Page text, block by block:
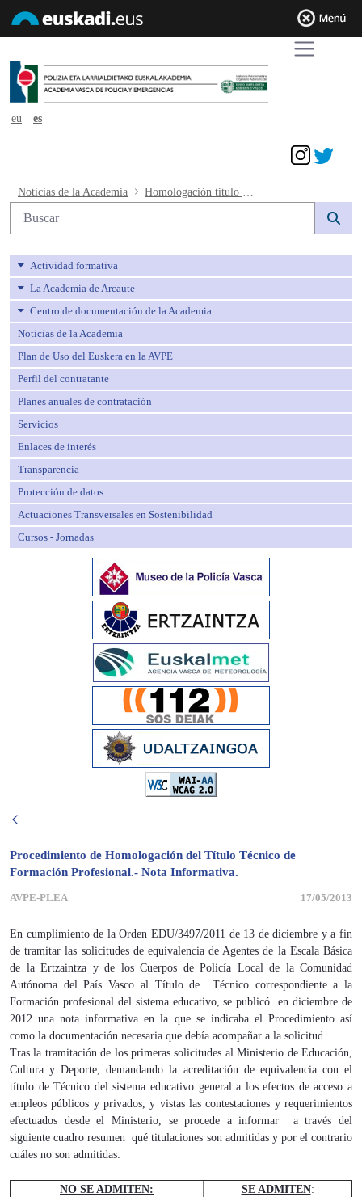
eu
es
Homologación titulo técnico.- nota
Noticias de la Academia
Búsqueda web
Actividad formativa
La Academia de Arcaute
Centro de documentación de la Academia
Noticias de la Academia
Plan de Uso del Euskera en la AVPE
Perfil del contratante
Planes anuales de contratación
Servicios
Enlaces de interés
Transparencia
Protección de datos
Actuaciones Transversales en Sostenibilidad
Cursos - Jornadas
Procedimiento de Homologación del Título Técnico de
Formación Profesional.- Nota Informativa.
AVPE-PLEA 17/05/2013
En cumplimiento de la Orden EDU/3497/2011 de 13 de diciembre y a fin
de tramitar las solicitudes de equivalencia de Agentes de la Escala Básica
de la Ertzaintza y de los Cuerpos de Policía Local de la Comunidad
Autónoma del País Vasco al Título de Técnico correspondiente a la
Formación profesional del sistema educativo, se publicó en diciembre de
2012 una nota informativa en la que se indicaba el Procedimiento así
como la documentación necesaria que debía acompañar a la solicitud.
Tras la tramitación de los primeras solicitudes al Ministerio de Educación,
Cultura y Deporte, demandando la acreditación de equivalencia con el
título de Técnico del sistema educativo general a los efectos de acceso a
empleos públicos y privados, y vistas las contestaciones y requerimientos
efectuados desde el Ministerio, se procede a informar a través del
siguiente cuadro resumen qué titulaciones son admitidas y por el contrario
cuáles no son admitidas:
NO SE ADMITEN: SE ADMITEN: